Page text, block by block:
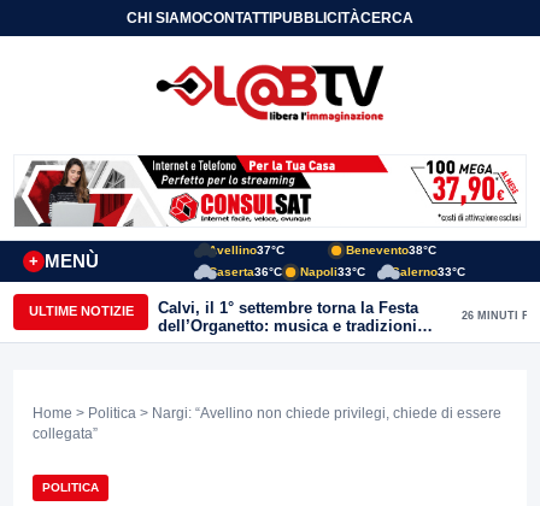
CHI SIAMOCONTATTIPUBBLICITÀCERCA
MENÙ
+
Avellino37°C Benevento38°C
Caserta36°C Napoli33°C Salerno33°C
ULTIME NOTIZIE
Calvi, il 1° settembre torna la Festa
dell’Organetto: musica e tradizioni
popolari dell’entroterra
26 MINUTI FA
Home > Politica > Nargi: “Avellino non chiede privilegi, chiede di essere
collegata”
POLITICA